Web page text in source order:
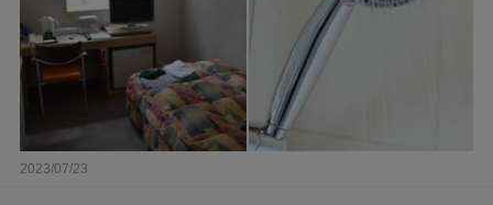
2023/07/23